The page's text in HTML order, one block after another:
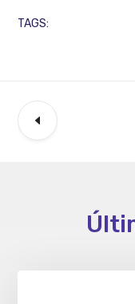
TAGS: